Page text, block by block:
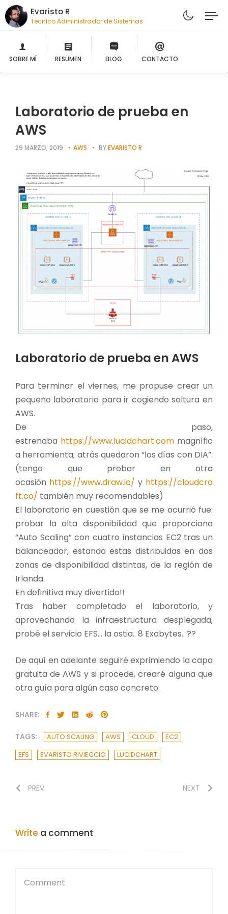
Evaristo R
Técnico Administrador de Sistemas
SOBRE MÍ RESUMEN BLOG CONTACTO
Laboratorio de prueba en
AWS
29 MARZO, 2019 AWS BYEVARISTO R
Laboratorio de prueba en AWS
Para terminar el viernes, me propuse crear un
pequeño laboratorio para ir cogiendo soltura en
AWS.
De paso,
estrenaba https://www.lucidchart.commagnífic
a herramienta; atrás quedaron “los días con DIA”.
(tengo que probar en otra
ocasión https://www.draw.io/ y https://cloudcra
ft.co/ también muy recomendables)
El laboratorio en cuestión que se me ocurrió fue:
probar la alta disponibilidad que proporciona
“Auto Scaling” con cuatro instancias EC2 tras un
balanceador, estando estas distribuidas en dos
zonas de disponibilidad distintas, de la región de
Irlanda.
En definitiva muy divertido!!
Tras haber completado el laboratorio, y
aprovechando la infraestructura desplegada,
probé el servicio EFS… la ostia.. 8 Exabytes.. ??
De aquí en adelante seguiré exprimiendo la capa
gratuita de AWS y si procede, crearé alguna que
otra guía para algún caso concreto.
SHARE:
TAGS: AUTO SCALING AWS CLOUD
EC2
EFS
EVARISTO RIVIECCIO LUCIDCHART
PREV NEXT
Write a comment